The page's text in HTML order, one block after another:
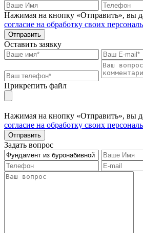
Нажимая на кнопку «Отправить», вы
согласие на обработку своих
Отправить
Оставить заявку
Прикрепить файл
Нажимая на кнопку «Отправить», вы
согласие на обработку своих
Отправить
Задать вопрос